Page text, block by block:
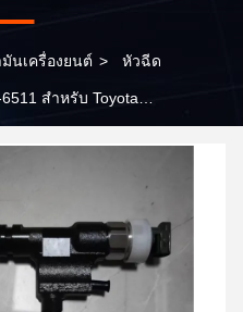
นเครื่องยนต์ > หัวฉีด
สำหรับ Toyota